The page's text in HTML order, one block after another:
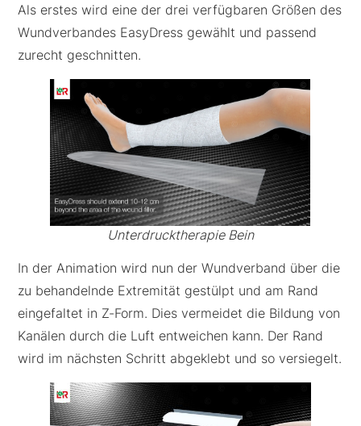
Als erstes wird eine der drei verfügbaren Größen des
Wundverbandes EasyDress gewählt und passend
zurecht geschnitten.
Unterdrucktherapie Bein
In der Animation wird nun der Wundverband über die
zu behandelnde Extremität gestülpt und am Rand
eingefaltet in Z-Form. Dies vermeidet die Bildung von
Kanälen durch die Luft entweichen kann. Der Rand
wird im nächsten Schritt abgeklebt und so versiegelt.